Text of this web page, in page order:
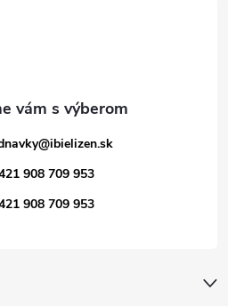
@ibielizen.sk
908 709 953
908 709 953